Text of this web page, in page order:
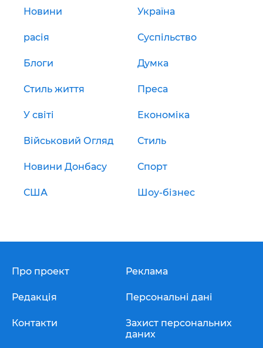
Новини Україна
расія Суспільство
Блоги Думка
Стиль життя Преса
У світі Економіка
Військовий Огляд Стиль
Новини Донбасу Спорт
США Шоу-бізнес
Про проект
Редакція
Контакти
Реклама
Персональні дані
Захист персональних
даних